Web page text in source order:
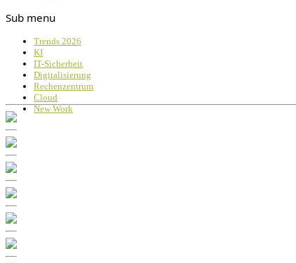
Sub menu
Trends 2026
KI
IT-Sicherheit
Digitalisierung
Rechenzentrum
Cloud
New Work